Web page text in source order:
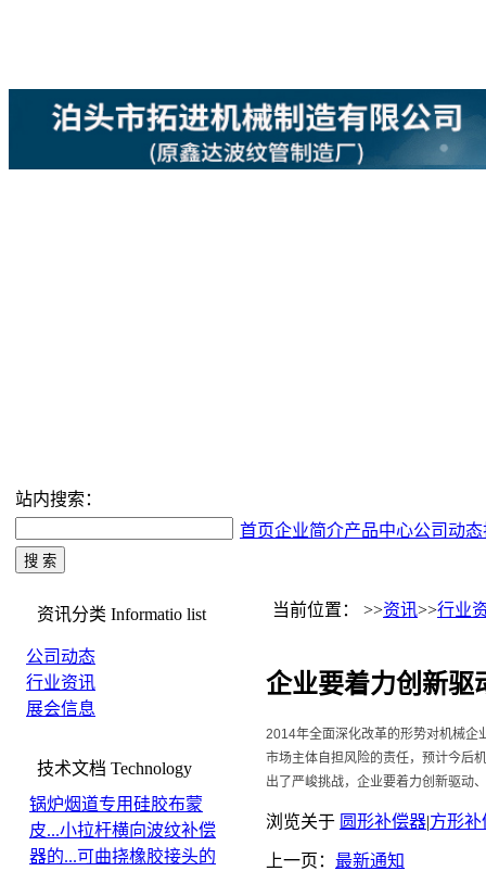
站内搜索：
首页企业简介产品中心公司动态
资讯分类 Informatio list
公司动态
行业资讯
展会信息
技术文档 Technology
锅炉烟道专用硅胶布蒙
皮...小拉杆横向波纹补偿
器的...可曲挠橡胶接头的
当前位置： >>资讯>>行业
企业要着力创新驱
2014年全面深化改革的形势对机械企
市场主体自担风险的责任，预计今后
出了严峻挑战，企业要着力创新驱动
浏览关于 圆形补偿器|方形补
上一页： 最新通知